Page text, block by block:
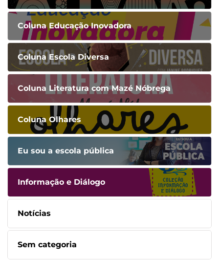
Coluna Educação Inovadora
Coluna Escola Diversa
Coluna Literatura com Mazé Nóbrega
Coluna Olhares
Eu sou a escola pública
Informação e Diálogo
Notícias
Sem categoria